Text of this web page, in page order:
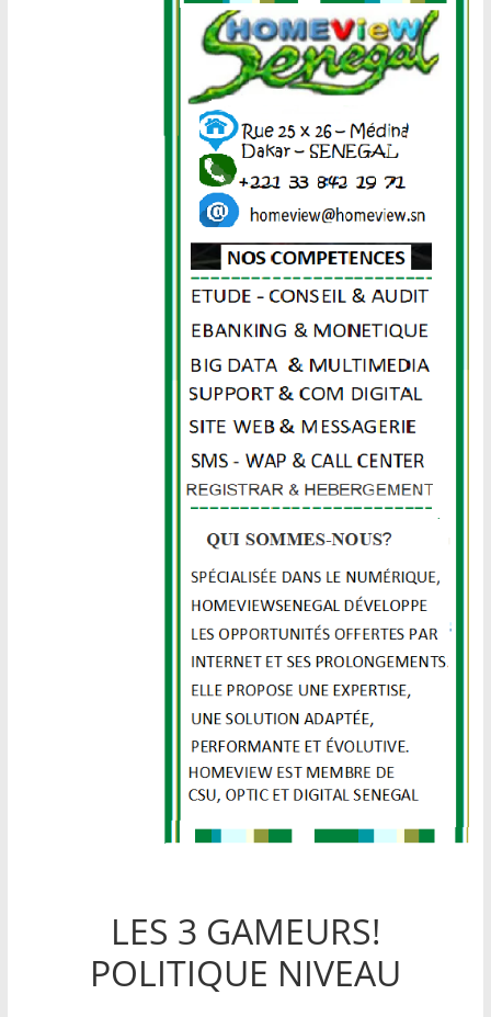
LES 3 GAMEURS!
POLITIQUE NIVEAU